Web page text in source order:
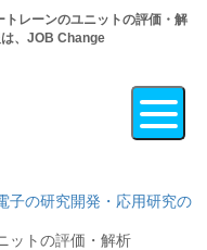
レーンのユニットの評価・解
、JOB Change
子の研究開発・応用研究の
ットの評価・解析